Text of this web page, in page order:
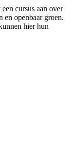
cursus aan over
en openbaar groen.
hier hun